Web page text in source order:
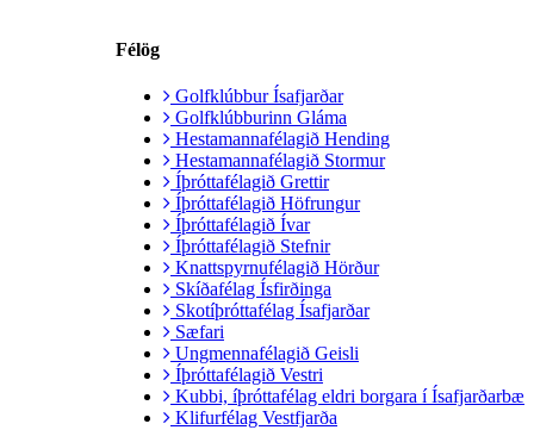
Félög
Golfklúbbur Ísafjarðar
Golfklúbburinn Gláma
Hestamannafélagið Hending
Hestamannafélagið Stormur
Íþróttafélagið Grettir
Íþróttafélagið Höfrungur
Íþróttafélagið Ívar
Íþróttafélagið Stefnir
Knattspyrnufélagið Hörður
Skíðafélag Ísfirðinga
Skotíþróttafélag Ísafjarðar
Sæfari
Ungmennafélagið Geisli
Íþróttafélagið Vestri
Kubbi, íþróttafélag eldri borgara í Ísafjarðarbæ
Klifurfélag Vestfjarða